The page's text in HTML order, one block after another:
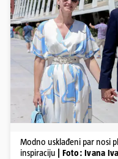
Modno usklađeni par nosi
inspiraciju
| Foto: Ivana